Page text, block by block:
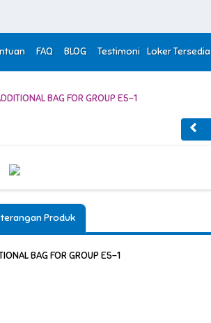
FAQ BLOG Testimoni Loker Tersedia
Produk
BAG FOR GROUP E5-1